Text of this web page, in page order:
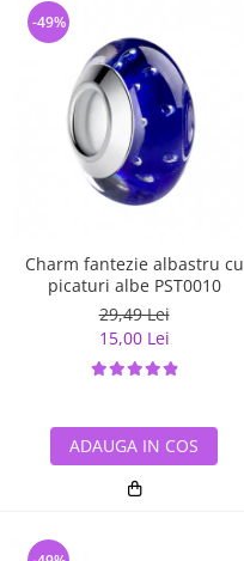
Charm fantezie albastru cu
picaturi albe PST0010
29,49 Lei
15,00 Lei
-49%
ADAUGA IN COS